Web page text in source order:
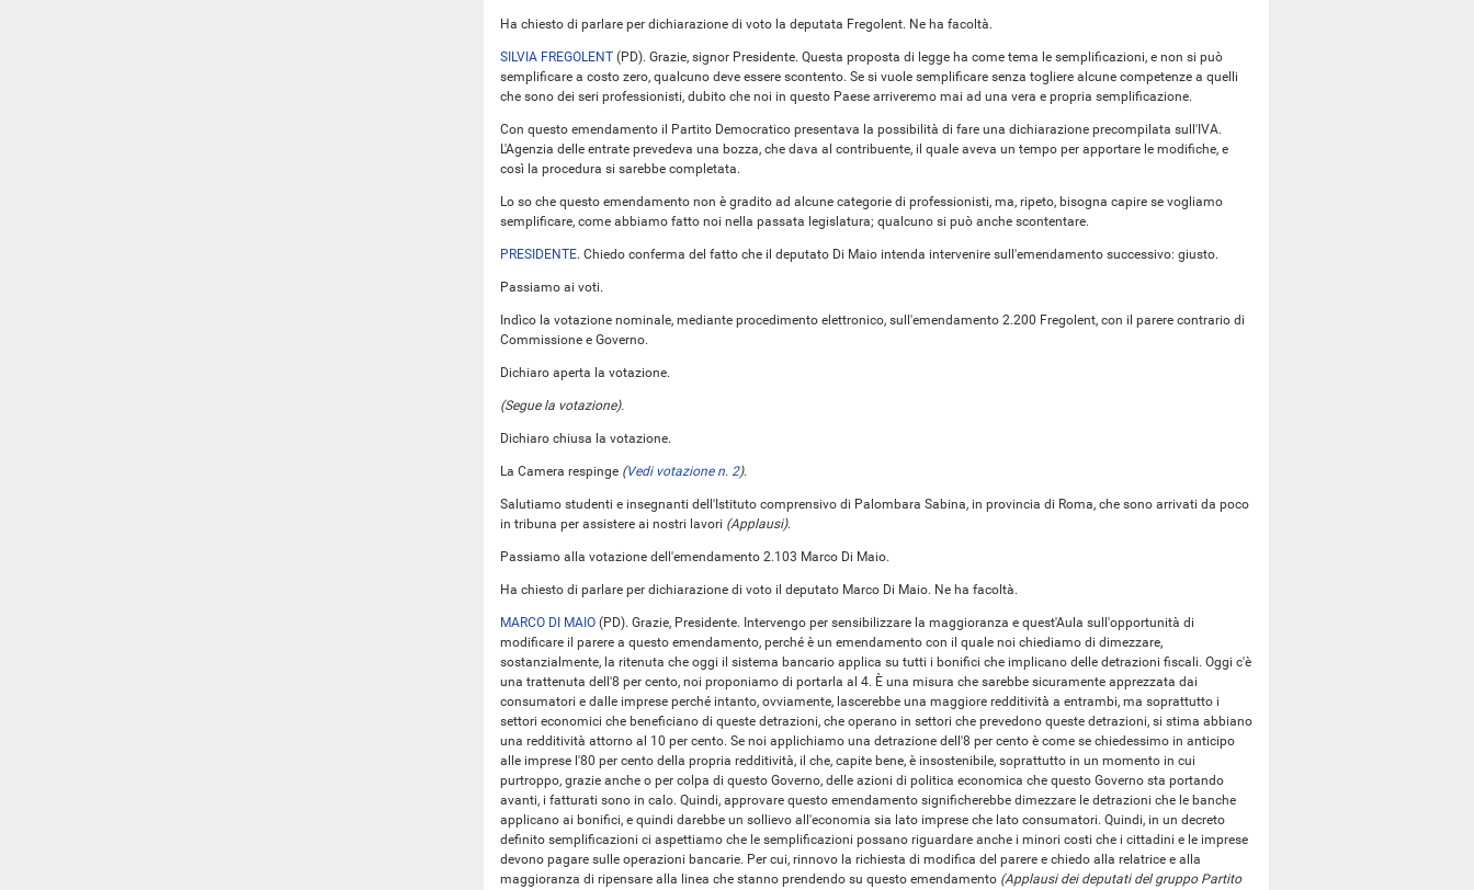
Ha chiesto di parlare per dichiarazione di voto la deputata Fregolent. Ne ha facoltà.
SILVIA FREGOLENT (PD). Grazie, signor Presidente. Questa proposta di legge ha come tema le semplificazioni, e non si può
semplificare a costo zero, qualcuno deve essere scontento. Se si vuole semplificare senza togliere alcune competenze a quelli
che sono dei seri professionisti, dubito che noi in questo Paese arriveremo mai ad una vera e propria semplificazione.
Con questo emendamento il Partito Democratico presentava la possibilità di fare una dichiarazione precompilata sull'IVA.
L'Agenzia delle entrate prevedeva una bozza, che dava al contribuente, il quale aveva un tempo per apportare le modifiche, e
così la procedura si sarebbe completata.
Lo so che questo emendamento non è gradito ad alcune categorie di professionisti, ma, ripeto, bisogna capire se vogliamo
semplificare, come abbiamo fatto noi nella passata legislatura; qualcuno si può anche scontentare.
PRESIDENTE. Chiedo conferma del fatto che il deputato Di Maio intenda intervenire sull'emendamento successivo: giusto.
Passiamo ai voti.
Indìco la votazione nominale, mediante procedimento elettronico, sull'emendamento 2.200 Fregolent, con il parere contrario di
Commissione e Governo.
Dichiaro aperta la votazione.
(Segue la votazione).
Dichiaro chiusa la votazione.
La Camera respinge (Vedi votazione n. 2).
Salutiamo studenti e insegnanti dell'Istituto comprensivo di Palombara Sabina, in provincia di Roma, che sono arrivati da poco
in tribuna per assistere ai nostri lavori (Applausi).
Passiamo alla votazione dell'emendamento 2.103 Marco Di Maio.
Ha chiesto di parlare per dichiarazione di voto il deputato Marco Di Maio. Ne ha facoltà.
MARCO DI MAIO (PD). Grazie, Presidente. Intervengo per sensibilizzare la maggioranza e quest'Aula sull'opportunità di
modificare il parere a questo emendamento, perché è un emendamento con il quale noi chiediamo di dimezzare,
sostanzialmente, la ritenuta che oggi il sistema bancario applica su tutti i bonifici che implicano delle detrazioni fiscali. Oggi c'è
una trattenuta dell'8 per cento, noi proponiamo di portarla al 4. È una misura che sarebbe sicuramente apprezzata dai
consumatori e dalle imprese perché intanto, ovviamente, lascerebbe una maggiore redditività a entrambi, ma soprattutto i
settori economici che beneficiano di queste detrazioni, che operano in settori che prevedono queste detrazioni, si stima abbiano
una redditività attorno al 10 per cento. Se noi applichiamo una detrazione dell'8 per cento è come se chiedessimo in anticipo
alle imprese l'80 per cento della propria redditività, il che, capite bene, è insostenibile, soprattutto in un momento in cui
purtroppo, grazie anche o per colpa di questo Governo, delle azioni di politica economica che questo Governo sta portando
avanti, i fatturati sono in calo. Quindi, approvare questo emendamento significherebbe dimezzare le detrazioni che le banche
applicano ai bonifici, e quindi darebbe un sollievo all'economia sia lato imprese che lato consumatori. Quindi, in un decreto
definito semplificazioni ci aspettiamo che le semplificazioni possano riguardare anche i minori costi che i cittadini e le imprese
devono pagare sulle operazioni bancarie. Per cui, rinnovo la richiesta di modifica del parere e chiedo alla relatrice e alla
maggioranza di ripensare alla linea che stanno prendendo su questo emendamento (Applausi dei deputati del gruppo Partito